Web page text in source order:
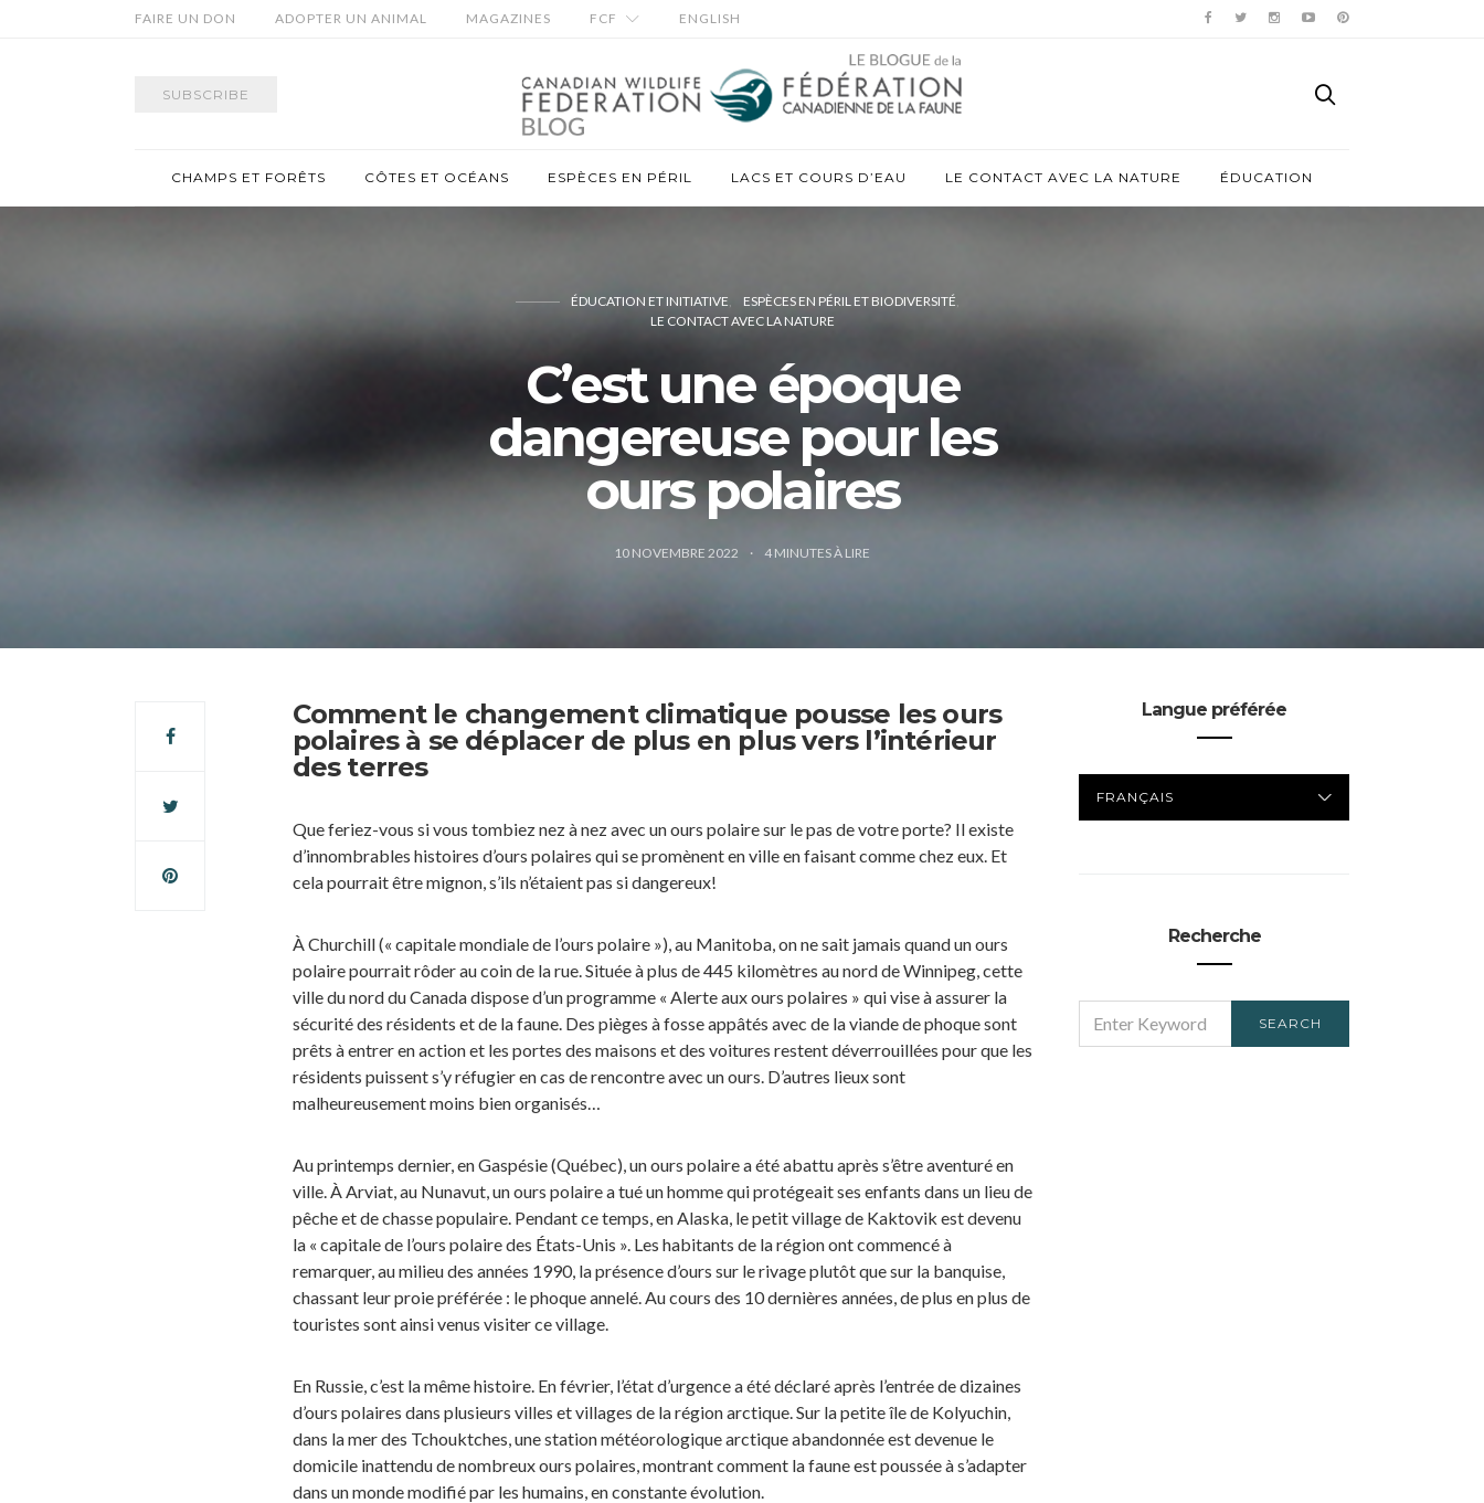
FAIRE UN DON ADOPTER UN ANIMAL MAGAZINES FCF ENGLISH
SUBSCRIBE
CHAMPS ET FORÊTS CÔTES ET OCÉANS ESPÈCES EN PÉRIL LACS ET COURS D’EAU LE CONTACT AVEC LA NATURE ÉDUCATION
ÉDUCATION ET INITIATIVE
ESPÈCES EN PÉRIL ET BIODIVERSITÉ
LE CONTACT AVEC LA NATURE
C’est une époque
dangereuse pour les
ours polaires
10 NOVEMBRE 2022 4 MINUTES À LIRE
Comment le changement climatique pousse les ours
polaires à se déplacer de plus en plus vers l’intérieur
des terres
Que feriez-vous si vous tombiez nez à nez avec un ours polaire sur le pas de votre porte? Il existe
d’innombrables histoires d’ours polaires qui se promènent en ville en faisant comme chez eux. Et
cela pourrait être mignon, s’ils n’étaient pas si dangereux!
À Churchill (« capitale mondiale de l’ours polaire »), au Manitoba, on ne sait jamais quand un ours
polaire pourrait rôder au coin de la rue. Située à plus de 445 kilomètres au nord de Winnipeg, cette
ville du nord du Canada dispose d’un programme « Alerte aux ours polaires » qui vise à assurer la
sécurité des résidents et de la faune. Des pièges à fosse appâtés avec de la viande de phoque sont
prêts à entrer en action et les portes des maisons et des voitures restent déverrouillées pour que les
résidents puissent s’y réfugier en cas de rencontre avec un ours. D’autres lieux sont
malheureusement moins bien organisés…
Au printemps dernier, en Gaspésie (Québec), un ours polaire a été abattu après s’être aventuré en
ville. À Arviat, au Nunavut, un ours polaire a tué un homme qui protégeait ses enfants dans un lieu de
pêche et de chasse populaire. Pendant ce temps, en Alaska, le petit village de Kaktovik est devenu
la « capitale de l’ours polaire des États-Unis ». Les habitants de la région ont commencé à
remarquer, au milieu des années 1990, la présence d’ours sur le rivage plutôt que sur la banquise,
chassant leur proie préférée : le phoque annelé. Au cours des 10 dernières années, de plus en plus de
touristes sont ainsi venus visiter ce village.
En Russie, c’est la même histoire. En février, l’état d’urgence a été déclaré après l’entrée de dizaines
d’ours polaires dans plusieurs villes et villages de la région arctique. Sur la petite île de Kolyuchin,
dans la mer des Tchouktches, une station météorologique arctique abandonnée est devenue le
domicile inattendu de nombreux ours polaires, montrant comment la faune est poussée à s’adapter
dans un monde modifié par les humains, en constante évolution.
Langue préférée
PRÉFÉRÉE
Recherche
FOR:
SEARCH